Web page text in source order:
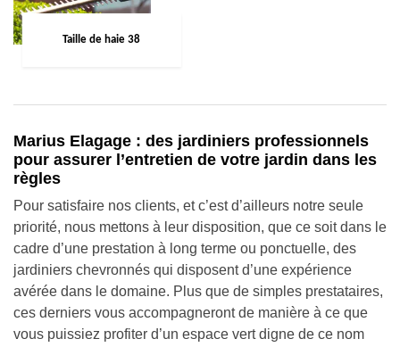
Taille de haie 38
Marius Elagage : des jardiniers professionnels
pour assurer l’entretien de votre jardin dans les
règles
Pour satisfaire nos clients, et c’est d’ailleurs notre seule
priorité, nous mettons à leur disposition, que ce soit dans le
cadre d’une prestation à long terme ou ponctuelle, des
jardiniers chevronnés qui disposent d’une expérience
avérée dans le domaine. Plus que de simples prestataires,
ces derniers vous accompagneront de manière à ce que
vous puissiez profiter d’un espace vert digne de ce nom